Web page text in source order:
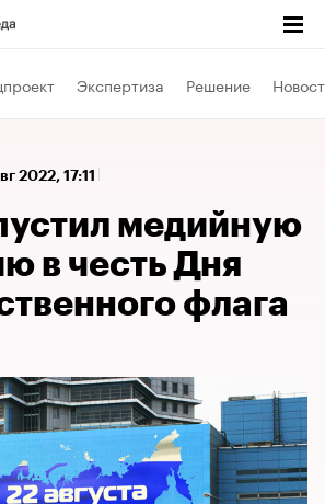
Экспертиза Решение
2022, 17:11
медийную
в честь Дня
флага